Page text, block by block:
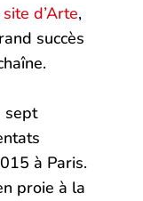
d’Arte,
succès
sept
à Paris.
proie à la